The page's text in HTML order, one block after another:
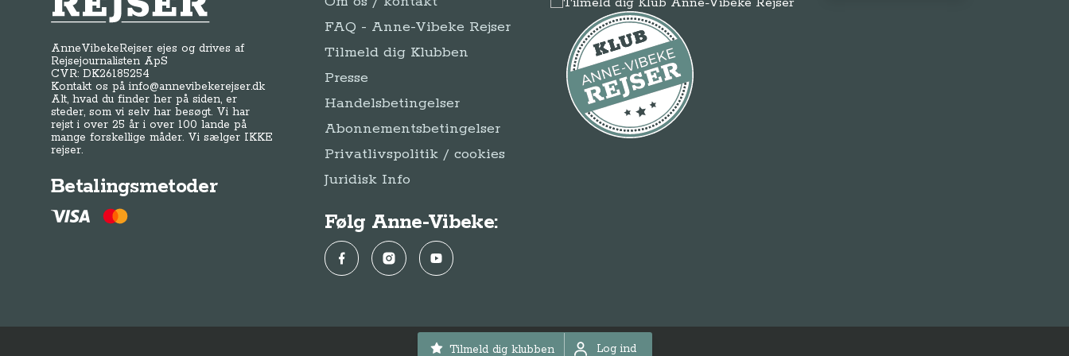
Tilmeld dig klubben Log ind
AnneVibekeRejser ejes og drives af
Rejsejournalisten ApS
CVR: DK26185254
Kontakt os påinfo@annevibekerejser.dk
Alt, hvad du finder her på siden, er
steder, som vi selv har besøgt. Vi har
rejst i over 25 år i over 100 lande på
mange forskellige måder. Vi sælger IKKE
rejser.
Betalingsmetoder
FAQ - Anne-Vibeke Rejser
Tilmeld dig Klubben
Presse
Handelsbetingelser
Abonnementsbetingelser
Privatlivspolitik / cookies
Juridisk Info
Følg Anne-Vibeke:
FacebookInstagramYouTube
© Anne-Vibeke Rejser 2026